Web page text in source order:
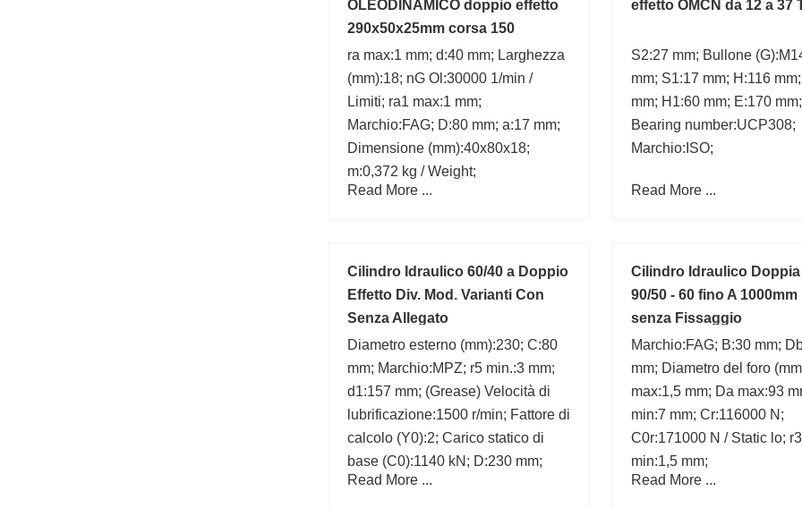
OLEODINAMICO doppio effetto
290x50x25mm corsa 150
ra max:1 mm; d:40 mm; Larghezza
(mm):18; nG Ol:30000 1/min /
Limiti; ra1 max:1 mm;
Marchio:FAG; D:80 mm; a:17 mm;
Dimensione (mm):40x80x18;
m:0,372 kg / Weight;
Read More ...
effetto OMCN da 12 a 37
S2:27 mm; Bullone
mm; S1:17 mm; H:116
mm; H1:60 mm; E:170 mm;
Bearing number:UCP308;
Marchio:ISO;
Read More ...
Cilindro Idraulico 60/40 a Doppio
Effetto Div. Mod. Varianti Con
Senza Allegato
Diametro esterno (mm):230; C:80
mm; Marchio:MPZ; r5 min.:3 mm;
d1:157 mm; (Grease) Velocità di
lubrificazione:1500 r/min; Fattore di
calcolo (Y0):2; Carico statico di
base (C0):1140 kN; D:230 mm;
b1:11 mm;
Read More ...
Cilindro Idraulico
90/50 - 60 fino A 1000mm
senza Fissaggio
Marchio:FAG; B:30 mm;
mm; Diametro del foro
max:1,5 mm; Da max:93
min:7 mm; Cr:116000 N;
C0r:171000 N / Static lo;
min:1,5 mm;
Read More ...